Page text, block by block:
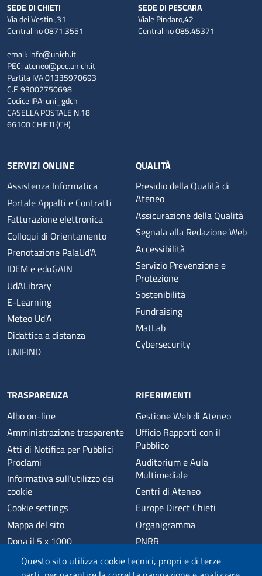
Questo sito utilizza cookie tecnici, propri e di terze
SEDE DI CHIETI
Via dei Vestini,31
Centralino 0871.3551
SEDE DI PESCARA
Viale Pindaro,42
Centralino 085.45371
email: info@unich.it
PEC:ateneo@pec.unich.it
Partita IVA 01335970693
C.F. 93002750698
Codice IPA: uni_gdch
CASELLA POSTALE N.18
66100 CHIETI (CH)
SERVIZI ONLINE
Assistenza Informatica
Portale Appalti e Contratti
Fatturazione elettronica
Colloqui di Orientamento
Prenotazione PalaUd’A
IDEM e eduGAIN
UdALibrary
E-Learning
Meteo Ud'A
Didattica a distanza
UNIFIND
QUALITÀ
Presidio della Qualità di
Ateneo
Assicurazione della Qualità
Segnala alla Redazione Web
Accessibilità
Servizio Prevenzione e
Protezione
Sostenibilità
Fundraising
MatLab
Cybersecurity
TRASPARENZA
Albo on-line
Amministrazione trasparente
Atti di Notifica per Pubblici
Proclami
Informativa sull'utilizzo dei
cookie
Cookie settings
Mappa del sito
Dona il 5 x 1000
Phishing
RIFERIMENTI
Gestione Web di Ateneo
Ufficio Rapporti con il
Pubblico
Auditorium e Aula
Multimediale
Centri di Ateneo
Europe Direct Chieti
Organigramma
PNRR
Alumni